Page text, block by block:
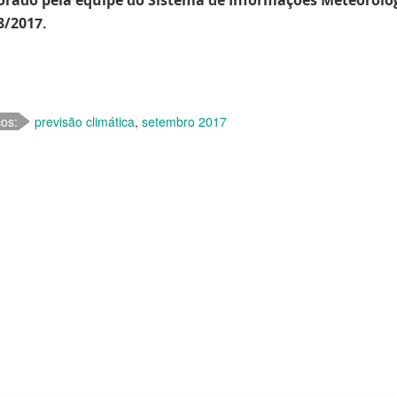
2017.
previsão climática,setembro 2017